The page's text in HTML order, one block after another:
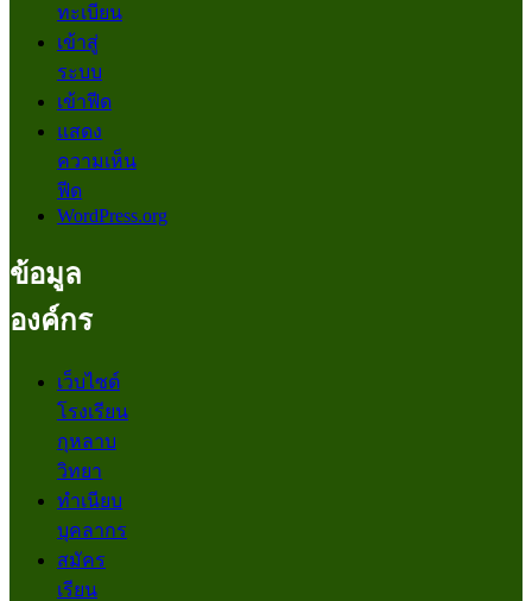
ทะเบียน
เข้าสู่
ระบบ
เข้าฟีด
แสดง
ความเห็น
ฟีด
WordPress.org
ข้อมูล
องค์กร
เว็บไซต์
โรงเรียน
กุหลาบ
วิทยา
ทำเนียบ
บุคลากร
สมัคร
เรียน